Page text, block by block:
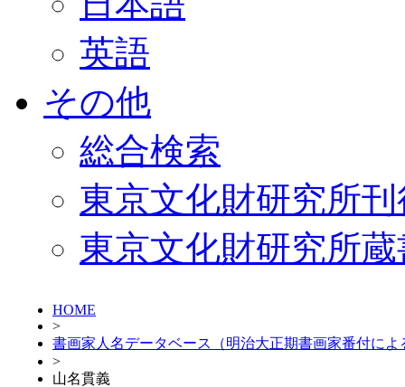
英語
その他
総合検索
東京文化財研究所
東京文化財研究所
HOME
>
書画家人名データベース（明治大正期書画家番付によ
>
山名貫義